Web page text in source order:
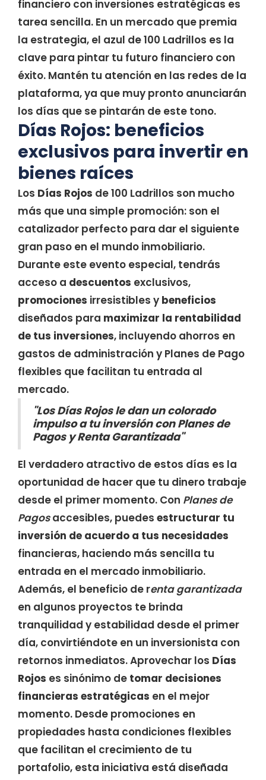
financiero con inversiones estratégicas es
tarea sencilla. En un mercado que premia
la estrategia, el azul de 100 Ladrillos es la
clave para pintar tu futuro financiero con
éxito. Mantén tu atención en las redes de la
plataforma, ya que muy pronto anunciarán
los días que se pintarán de este tono.
Días Rojos: beneficios
exclusivos para invertir en
bienes raíces
Los Días Rojos de 100 Ladrillos son mucho
más que una simple promoción: son el
catalizador perfecto para dar el siguiente
gran paso en el mundo inmobiliario.
Durante este evento especial, tendrás
acceso a descuentos exclusivos,
promociones irresistibles y beneficios
diseñados para maximizar la rentabilidad
de tus inversiones, incluyendo ahorros en
gastos de administración y Planes de Pago
flexibles que facilitan tu entrada al
mercado.
"Los Días Rojos le dan un colorado
impulso a tu inversión con Planes de
Pagos y Renta Garantizada"
El verdadero atractivo de estos días es la
oportunidad de hacer que tu dinero trabaje
desde el primer momento. Con Planes de
Pagosaccesibles, puedes estructurar tu
inversión de acuerdo a tus necesidades
financieras, haciendo más sencilla tu
entrada en el mercado inmobiliario.
Además, el beneficio de renta garantizada
en algunos proyectos te brinda
tranquilidad y estabilidad desde el primer
día, convirtiéndote en un inversionista con
retornos inmediatos. Aprovechar los Días
Rojos es sinónimo de tomar decisiones
financieras estratégicas en el mejor
momento. Desde promociones en
propiedades hasta condiciones flexibles
que facilitan el crecimiento de tu
portafolio, esta iniciativa está diseñada